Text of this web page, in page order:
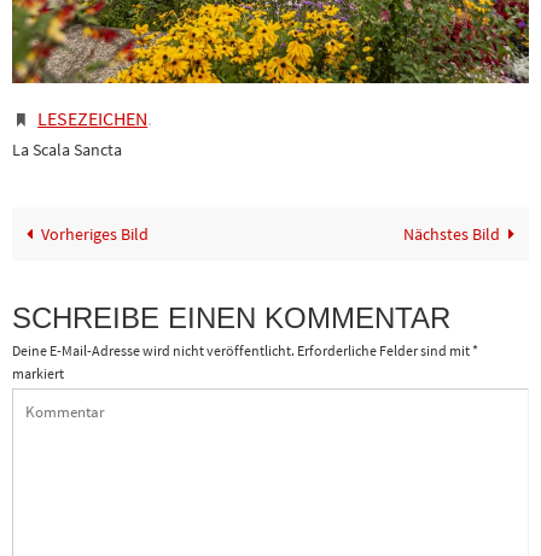
LESEZEICHEN.
La Scala Sancta
Vorheriges Bild Nächstes Bild
SCHREIBE EINEN KOMMENTAR
Deine E-Mail-Adresse wird nicht veröffentlicht. Erforderliche Felder sind mit*
markiert